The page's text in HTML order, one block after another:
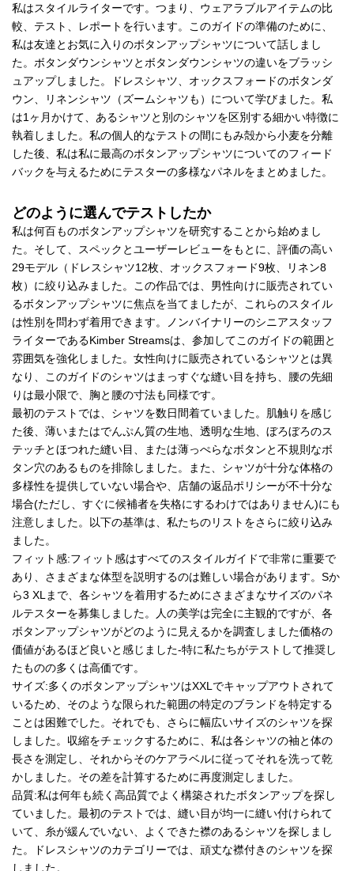
私はスタイルライターです。つまり、ウェアラブルアイテムの比
較、テスト、レポートを行います。このガイドの準備のために、
私は友達とお気に入りのボタンアップシャツについて話しまし
た。ボタンダウンシャツとボタンダウンシャツの違いをブラッシ
ュアップしました。ドレスシャツ、オックスフォードのボタンダ
ウン、リネンシャツ（ズームシャツも）について学びました。私
は1ヶ月かけて、あるシャツと別のシャツを区別する細かい特徴に
執着しました。私の個人的なテストの間にもみ殻から小麦を分離
した後、私は私に最高のボタンアップシャツについてのフィード
バックを与えるためにテスターの多様なパネルをまとめました。
どのように選んでテストしたか
私は何百ものボタンアップシャツを研究することから始めまし
た。そして、スペックとユーザーレビューをもとに、評価の高い
29モデル（ドレスシャツ12枚、オックスフォード9枚、リネン8
枚）に絞り込みました。この作品では、男性向けに販売されてい
るボタンアップシャツに焦点を当てましたが、これらのスタイル
は性別を問わず着用できます。ノンバイナリーのシニアスタッフ
ライターであるKimber Streamsは、参加してこのガイドの範囲と
雰囲気を強化しました。女性向けに販売されているシャツとは異
なり、このガイドのシャツはまっすぐな縫い目を持ち、腰の先細
りは最小限で、胸と腰の寸法も同様です。
最初のテストでは、シャツを数日間着ていました。肌触りを感じ
た後、薄いまたはでんぷん質の生地、透明な生地、ぼろぼろのス
テッチとほつれた縫い目、または薄っぺらなボタンと不規則なボ
タン穴のあるものを排除しました。また、シャツが十分な体格の
多様性を提供していない場合や、店舗の返品ポリシーが不十分な
場合(ただし、すぐに候補者を失格にするわけではありません)にも
注意しました。以下の基準は、私たちのリストをさらに絞り込み
ました。
フィット感:フィット感はすべてのスタイルガイドで非常に重要で
あり、さまざまな体型を説明するのは難しい場合があります。Sか
ら3 XLまで、各シャツを着用するためにさまざまなサイズのパネ
ルテスターを募集しました。人の美学は完全に主観的ですが、各
ボタンアップシャツがどのように見えるかを調査しました価格の
価値があるほど良いと感じました-特に私たちがテストして推奨し
たものの多くは高価です。
サイズ:多くのボタンアップシャツはXXLでキャップアウトされて
いるため、そのような限られた範囲の特定のブランドを特定する
ことは困難でした。それでも、さらに幅広いサイズのシャツを探
しました。収縮をチェックするために、私は各シャツの袖と体の
長さを測定し、それからそのケアラベルに従ってそれを洗って乾
かしました。その差を計算するために再度測定しました。
品質:私は何年も続く高品質でよく構築されたボタンアップを探し
ていました。最初のテストでは、縫い目が均一に縫い付けられて
いて、糸が緩んでいない、よくできた襟のあるシャツを探しまし
た。ドレスシャツのカテゴリーでは、頑丈な襟付きのシャツを探
しました。